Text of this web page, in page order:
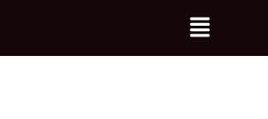
contenu
Menu